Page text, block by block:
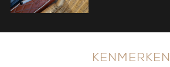
KENMERKEN